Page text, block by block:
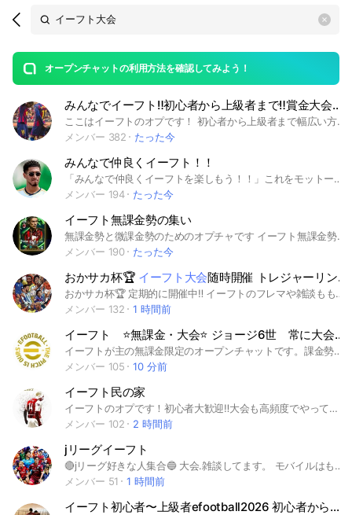
Search
OpenChats
messages
search
area
オープンチャットの利用方法を確認してみよう！
open
みんなでイーフト‼️初心者から上級者まで‼️賞金大会定期開催中‼️
ここはイーフトのオプです！ 初心者から上級者まで幅広い方待ってます！ フレマ相手の募集や選手育成の紹介などやってます！ #イーフト#ウイイレ#イーフト25#サッカー#ゲーム
メンバー 382
たった今
みんなで仲良くイーフト！！
「みんなで仲良くイーフトを楽しもう！！」これをモットーにフレマやスカッド相談などいろいろしてます！ イーフトやってたら誰でも大歓迎です！ このオプチャはまじで世界一平和な自信があります！🔥 ぜひ入ってみませんか？ #イーフト#フレマ#サッカー#サッカーゲーム#efootball#誰でも#イーフットボール#海外サッカー#Jリーグ#さっかー#いーふと#ワールドカップ#W杯#大会#チャンピオンズリーグ#CL #いーふっとぼーる#アーセナル#バルセロナ#レアル・マドリード#マンチェスター・シティ#インテル#バイエルン#プレミアリーグ#ラリーガ#セリエA#リーグアン#ブンデスリーガ#日本代表#サムライブルー#EURO#ユーロ#アジアカップ#スペイン代表#イングランド代表#ブラジル代表#フランス代表#アルゼンチン代表
メンバー 194
たった今
イーフト無課金勢の集い
無課金勢と微課金勢のためのオプチャです イーフト無課金勢の集うオプチャです スカッド相談であったり、フレマだったりができます ジェラードとか100コインとか目当てのフレマをするのはいいですがそのあとすぐに抜けるのは禁止です みんな結構優しいです あとは雑談も多いです 今なら絶賛古参になれます #イーフト #ウイイレ #フレマ #大会 #スカッド相談 #雑談 #ガチャ考察 #ゲーム #コープ #サッカー #初心者 #上級者 #無課金 #超微課金 #キック #リアルサッカー #ワールドカップ
メンバー 190
たった今
おかサカ杯🏆 イーフト大会随時開催 トレジャーリンク＆フレマ大歓迎
おかサカ杯🏆 定期的に開催中‼️ イーフトのフレマや雑談ももちろんOK👌 即抜け、荒らし禁止！ #イーフト#ゲーム#サッカー#フレマ#大会#Tiktok#雑談#おかサカ杯
メンバー 132
1 時間前
イーフト ⭐️無課金・大会⭐️ ジョージ6世 常に大会中‼️
イーフトが主の無課金限定のオープンチャットです。課金勢の方はご遠慮ください 初心者でも上級者でも大歓迎です 興味があれば入ってください ブロスタのオプもあります 大会もやっています イーフトだけでなくjリーグや海外サッカーなどの話もするよ ⭐️⭐️⭐️#大会⭐️⭐️⭐️ #いーふと #ブロスタ #無課金 #ゲーム #フレマ #eFootball #雑談 #jリーグ #5大リーグ #ワールドカップ
メンバー 105
10 分前
イーフト民の家
イーフトのオプです！初心者大歓迎‼️大会も高頻度でやってます！気軽に入ってね！即抜けは再参加禁止にします！（入ってから1日） 荒らしはやめてください #イーフト #いーふと #イーフットボール #efootball
メンバー 102
2 時間前
jリーグイーフト
🔴jリーグ好きな人集合🔵 大会.雑談してます。 モバイルはもちろん今後はPC.プレステ.XBOXの大会も開く予定なので 誰でも気軽に参加してください！ #イーフト#jリーグ#サッカー#大会#新規大歓迎#初心者歓迎#猛者歓迎#据え置き版歓迎
メンバー 51
1 時間前
イーフト初心者〜上級者efootball2026 初心者から熟練者まで！PSアプリ